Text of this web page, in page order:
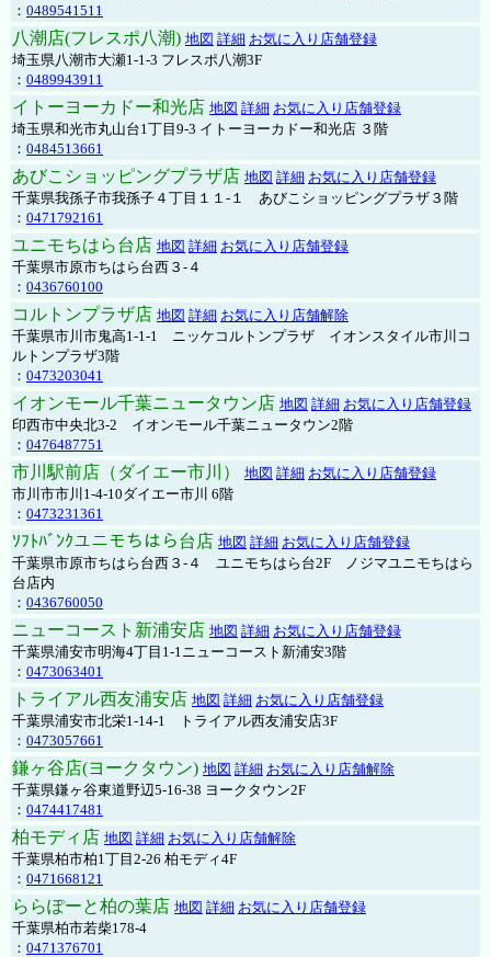
： 0489541511
八潮店(フレスポ八潮) 地図 詳細 お気に入り店舗登録
埼玉県八潮市大瀬1-1-3 フレスポ八潮3F
： 0489943911
イトーヨーカドー和光店 地図 詳細 お気に入り店舗登録
埼玉県和光市丸山台1丁目9-3 イトーヨーカドー和光店 ３階
： 0484513661
あびこショッピングプラザ店 地図 詳細 お気に入り店舗登録
千葉県我孫子市我孫子４丁目１１-１ あびこショッピングプラザ３階
： 0471792161
ユニモちはら台店 地図 詳細 お気に入り店舗登録
千葉県市原市ちはら台西３-４
： 0436760100
コルトンプラザ店 地図 詳細 お気に入り店舗解除
千葉県市川市鬼高1-1-1 ニッケコルトンプラザ イオンスタイル市川コ
ルトンプラザ3階
： 0473203041
イオンモール千葉ニュータウン店 地図 詳細 お気に入り店舗登録
印西市中央北3-2 イオンモール千葉ニュータウン2階
： 0476487751
市川駅前店（ダイエー市川） 地図 詳細 お気に入り店舗登録
市川市市川1-4-10ダイエー市川 6階
： 0473231361
ｿﾌﾄﾊﾞﾝｸユニモちはら台店 地図 詳細 お気に入り店舗登録
千葉県市原市ちはら台西３-４ ユニモちはら台2F ノジマユニモちはら
台店内
： 0436760050
ニューコースト新浦安店 地図 詳細 お気に入り店舗登録
千葉県浦安市明海4丁目1-1ニューコースト新浦安3階
： 0473063401
トライアル西友浦安店 地図 詳細 お気に入り店舗登録
千葉県浦安市北栄1-14-1 トライアル西友浦安店3F
： 0473057661
鎌ヶ谷店(ヨークタウン) 地図 詳細 お気に入り店舗解除
千葉県鎌ヶ谷東道野辺5-16-38 ヨークタウン2F
： 0474417481
柏モディ店 地図 詳細 お気に入り店舗解除
千葉県柏市柏1丁目2-26 柏モディ4F
： 0471668121
ららぽーと柏の葉店 地図 詳細 お気に入り店舗登録
千葉県柏市若柴178-4
： 0471376701